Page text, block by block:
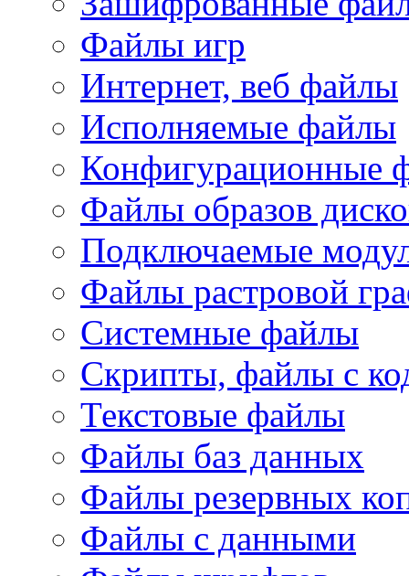
Файлы игр
Интернет, веб файлы
Исполняемые файлы
Конфигурационные
Файлы образов
Подключаемые
Файлы растровой
Системные файлы
Скрипты, файлы с
Текстовые файлы
Файлы баз данных
Файлы резервных
Файлы с данными